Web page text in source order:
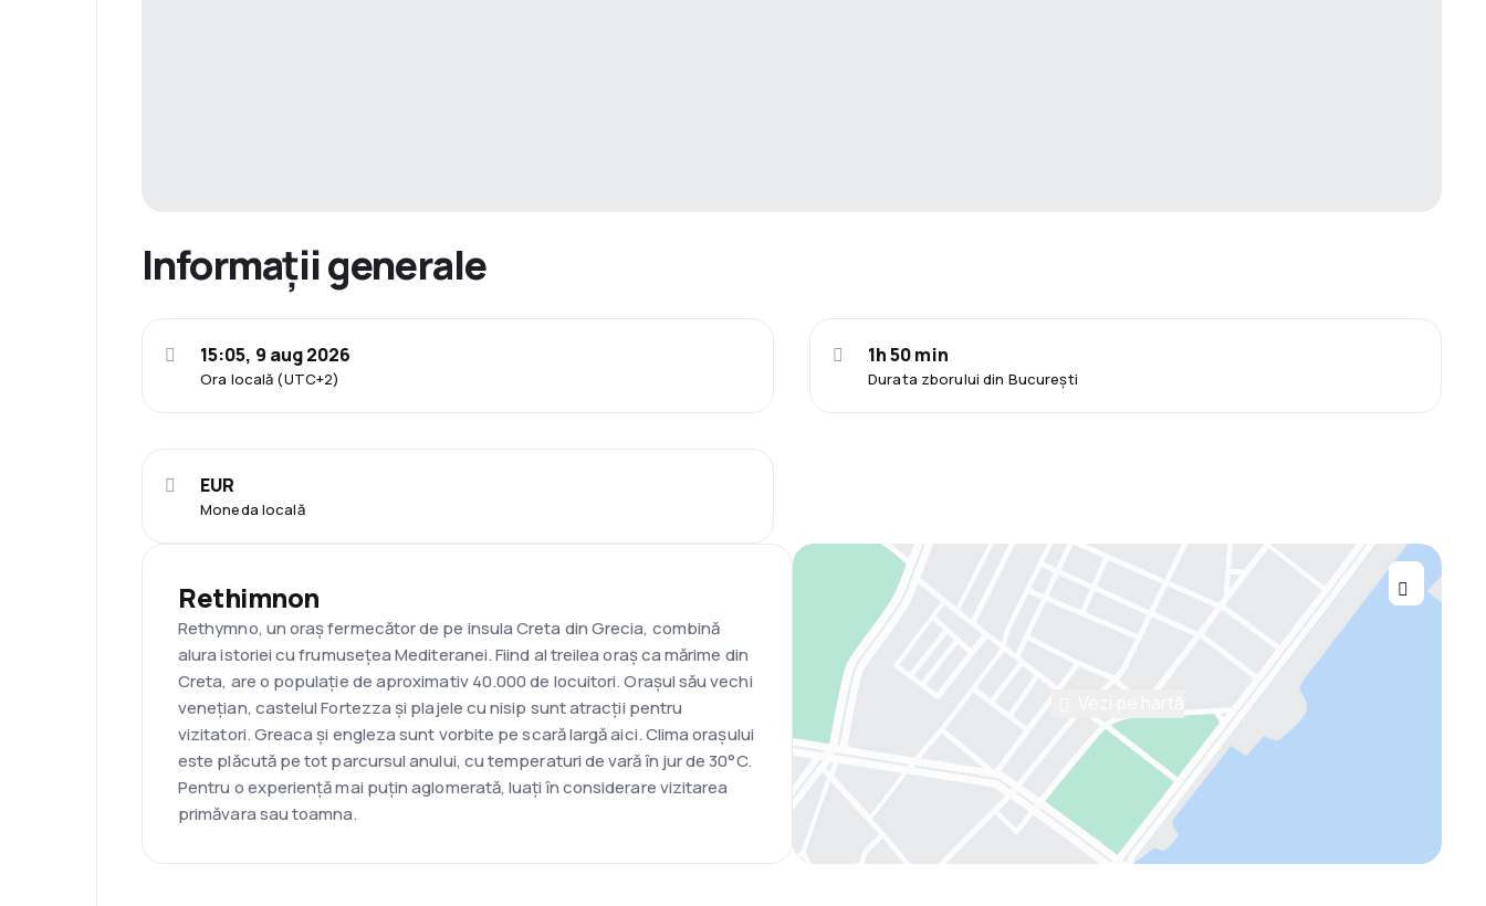
Informații generale
Ora locală (UTC+2)
15:05, 9 aug 2026
Durata zborului din București
1h 50 min
Moneda locală
EUR
Rethimnon
Rethymno, un oraș fermecător de pe insula Creta din Grecia, combină
alura istoriei cu frumusețea Mediteranei. Fiind al treilea oraș ca mărime din
Creta, are o populație de aproximativ 40.000 de locuitori. Orașul său vechi
venețian, castelul Fortezza și plajele cu nisip sunt atracții pentru
vizitatori. Greaca și engleza sunt vorbite pe scară largă aici. Clima orașului
este plăcută pe tot parcursul anului, cu temperaturi de vară în jur de 30°C.
Pentru o experiență mai puțin aglomerată, luați în considerare vizitarea
primăvara sau toamna.